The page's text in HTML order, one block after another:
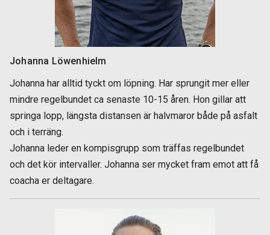
Johanna Löwenhielm
Johanna har alltid tyckt om löpning. Har sprungit mer eller
mindre regelbundet ca senaste 10-15 åren. Hon gillar att
springa lopp, längsta distansen är halvmaror både på asfalt
och i terräng.
Johanna leder en kompisgrupp som träffas regelbundet
och det kör intervaller. Johanna ser mycket fram emot att få
coacha er deltagare.